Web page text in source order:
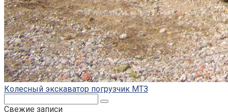
Колесный экскаватор погрузчик МТЗ
Свежие записи